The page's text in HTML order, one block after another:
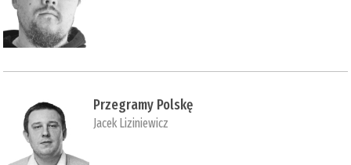
Przegramy Polskę
Jacek Liziniewicz